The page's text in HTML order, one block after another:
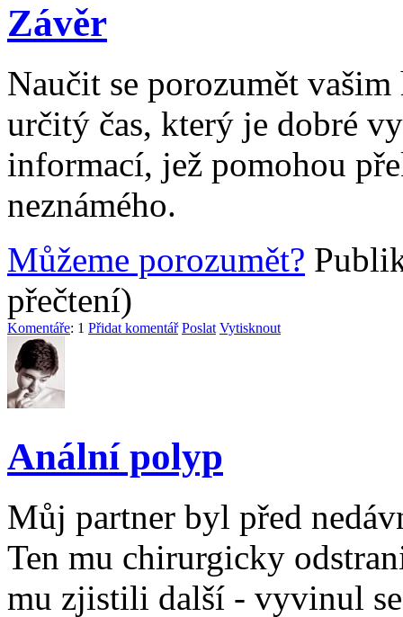
Závěr
Naučit se porozumět
určitý čas, který je dobré
informací, jež pomohou
neznámého.
Můžeme porozumět?
přečtení)
Komentáře: 1 Přidat komentář Poslat Vytisknout
Anální polyp
Můj partner byl před
Ten mu chirurgicky
mu zjistili další - vyvinul